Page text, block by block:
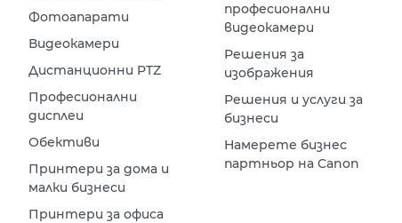
Фотоапарати
Видеокамери
Дистанционни PTZ
Професионални
дисплеи
Обективи
Принтери за дома и
малки бизнеси
Принтери за офиса
професионални
видеокамери
Решения за
изображения
Решения и услуги за
бизнеси
Намерете бизнес
партньор на Canon